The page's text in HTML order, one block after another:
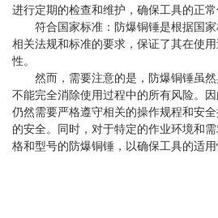
进行定期的检查和维护，确保工具的正常
符合国家标准：防爆铜锤是根据国
相关法规和标准的要求，保证了其在使
性。
然而，需要注意的是，防爆铜锤虽
不能完全消除使用过程中的所有风险。
仍然需要严格遵守相关的操作规程和安
的安全。同时，对于特定的作业环境和
格和型号的防爆铜锤，以确保工具的适用